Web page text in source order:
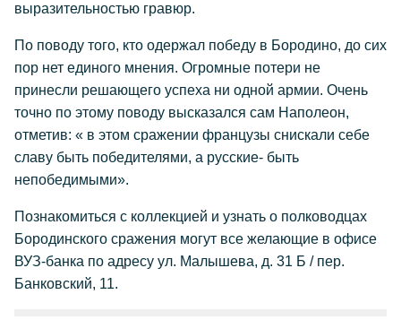
выразительностью гравюр.
По поводу того, кто одержал победу в Бородино, до сих
пор нет единого мнения. Огромные потери не
принесли решающего успеха ни одной армии. Очень
точно по этому поводу высказался сам Наполеон,
отметив: « в этом сражении французы снискали себе
славу быть победителями, а русские- быть
непобедимыми».
Познакомиться с коллекцией и узнать о полководцах
Бородинского сражения могут все желающие в офисе
ВУЗ-банка по адресу ул. Малышева, д. 31 Б / пер.
Банковский, 11.